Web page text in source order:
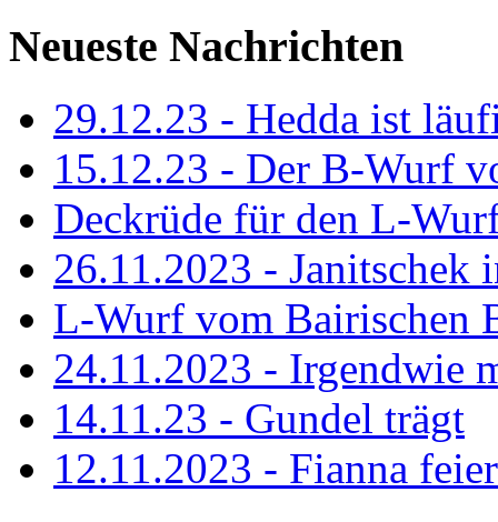
Neueste Nachrichten
29.12.23 - Hedda ist
15.12.23 - Der B-Wurf
Deckrüde für den L-
26.11.2023 - Janitschek
L-Wurf vom Bairischen
24.11.2023 - Irgendwie
14.11.23 - Gundel trägt
12.11.2023 - Fianna